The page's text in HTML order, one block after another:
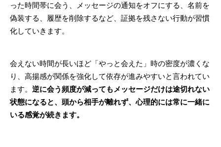
った時間帯に会う、メッセージの通知をオフにする、名前を
偽装する、履歴を削除するなど、証拠を残さない行動が習慣
化していきます。
会えない時間が長いほど「やっと会えた」時の密度が濃くな
り、高揚感が関係を強化して依存が進みやすいと言われてい
ます。 逆に会う頻度が減ってもメッセージだけは途切れない
状態になると、頭から相手が離れず、心理的には常に一緒に
いる感覚が続きます。